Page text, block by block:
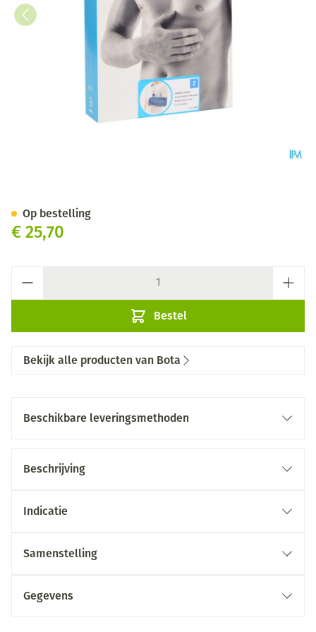
€ 25,70
Bestel
Op bestelling
Bekijk alle producten van Bota
Beschikbare leveringsmethoden
Beschrijving
Indicatie
Samenstelling
Gegevens